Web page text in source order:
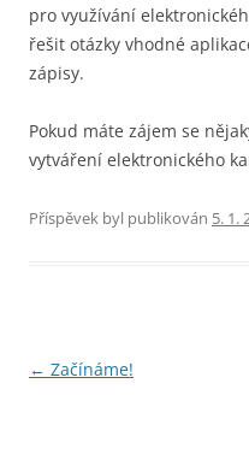
pro využívání
řešit otázky vhodné
zápisy.
Pokud máte zájem se
vytváření elektronického
Příspěvek byl publikován 5. 1.
Navigace
← Začínáme!